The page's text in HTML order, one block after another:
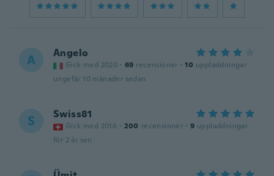
A Angelo
Gick med 2020 · 69 recensioner · 10 uppladdningar
ungefär 10 månader sedan
S Swiss81
Gick med 2016 · 200 recensioner · 9 uppladdningar
för 2 år sen